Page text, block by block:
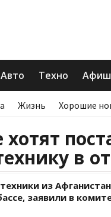
Авто Техно
Жизнь Хорошие
хотят
в
из
заявили в